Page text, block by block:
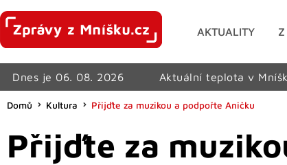
AKTUALITY
Dnes je 06. 08. 2026 Aktuální teplota v
Domů Kultura Přijďte za muzikou a podpořte Aničku
Přijďte za